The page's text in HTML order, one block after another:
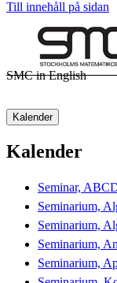
Till innehåll på sidan
SMC in English
Kalender
Kalender
Seminar,
Seminarium,
Seminarium,
Seminarium,
Seminarium,